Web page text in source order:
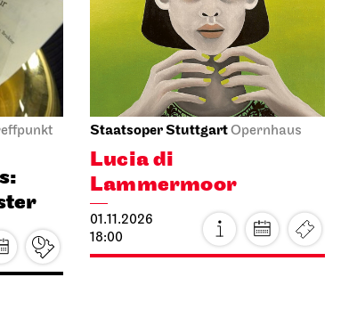
Schauspiel Stuttgart
Schauspielhaus
König Richard der
Dritte
20.10.2026